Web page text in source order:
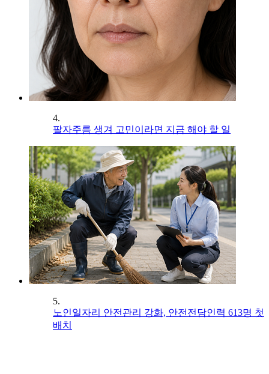
4.
팔자주름 생겨 고민이라면 지금 해야 할 일
5.
노인일자리 안전관리 강화, 안전전담인력 613명 첫
배치